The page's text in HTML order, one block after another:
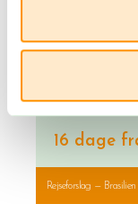
16 dage
Rejseforslag — Brasilien